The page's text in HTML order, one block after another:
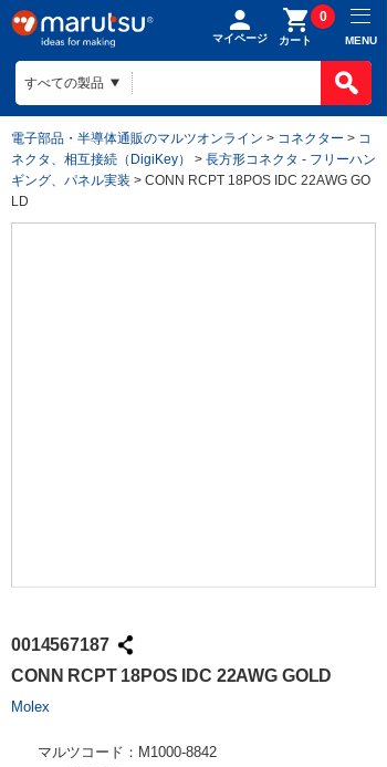
マイページ カート
0
MENU
電子部品・半導体通販のマルツオンライン > コネクター > コ
ネクタ、相互接続（DigiKey）
> 長方形コネクタ - フリーハン
ギング、パネル実装 > CONN RCPT 18POS IDC 22AWG GO
LD
0014567187
CONN RCPT 18POS IDC 22AWG GOLD
Molex
マルツコード： M1000-8842